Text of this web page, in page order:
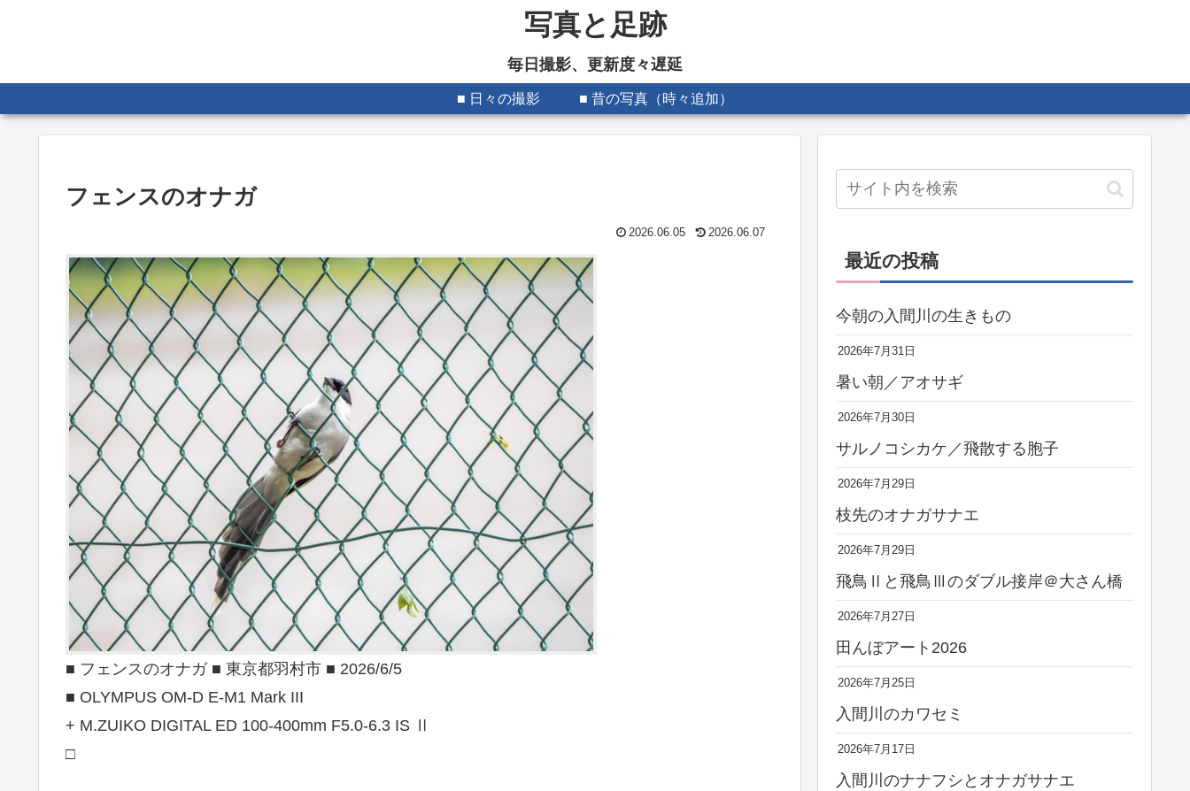
写真と足跡
毎日撮影、更新度々遅延
■ 日々の撮影 ■ 昔の写真（時々追加）
フェンスのオナガ
2026.06.05 2026.06.07
■ フェンスのオナガ ■ 東京都羽村市 ■ 2026/6/5
■ OLYMPUS OM-D E-M1 Mark III
+ M.ZUIKO DIGITAL ED 100-400mm F5.0-6.3 IS Ⅱ
□
最近の投稿
今朝の入間川の生きもの
2026年7月31日
暑い朝／アオサギ
2026年7月30日
サルノコシカケ／飛散する胞子
2026年7月29日
枝先のオナガサナエ
2026年7月29日
飛鳥Ⅱと飛鳥Ⅲのダブル接岸＠大さん橋
2026年7月27日
田んぼアート2026
2026年7月25日
入間川のカワセミ
2026年7月17日
入間川のナナフシとオナガサナエ